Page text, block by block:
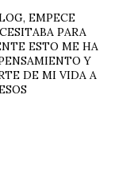
EMPECE
PARA
ESTO ME HA
Y
DE MI VIDA A